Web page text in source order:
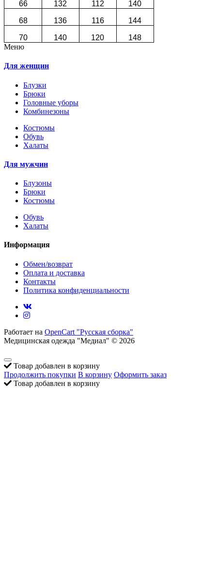
66 132 112 140
68 136 116 144
70 140 120
148
Меню
Для женщин
Блузки
Брюки
Головные уборы
Комбинезоны
Костюмы
Обувь
Халаты
Для мужчин
Блузоны
Брюки
Костюмы
Обувь
Халаты
Информация
Обмен/возврат
Оплата и доставка
Контакты
Политика конфиденциальности
Работает на OpenCart "Русская сборка"
Медицинская одежда "Медиал" © 2026
Товар добавлен в корзину
Продолжить покупки В корзину Оформить заказ
Товар добавлен в корзину